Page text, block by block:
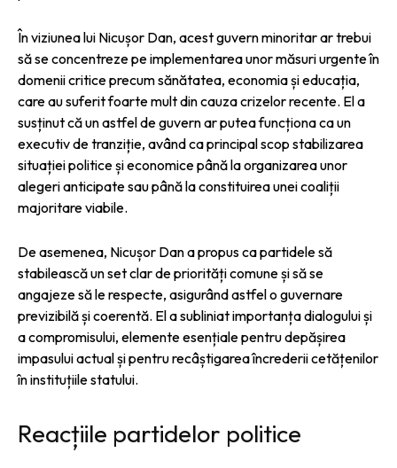
În viziunea lui Nicușor Dan, acest guvern minoritar ar trebui
să se concentreze pe implementarea unor măsuri urgente în
domenii critice precum sănătatea, economia și educația,
care au suferit foarte mult din cauza crizelor recente. El a
susținut că un astfel de guvern ar putea funcționa ca un
executiv de tranziție, având ca principal scop stabilizarea
situației politice și economice până la organizarea unor
alegeri anticipate sau până la constituirea unei coaliții
majoritare viabile.
De asemenea, Nicușor Dan a propus ca partidele să
stabilească un set clar de priorități comune și să se
angajeze să le respecte, asigurând astfel o guvernare
previzibilă și coerentă. El a subliniat importanța dialogului și
a compromisului, elemente esențiale pentru depășirea
impasului actual și pentru recâștigarea încrederii cetățenilor
în instituțiile statului.
Reacțiile partidelor politice